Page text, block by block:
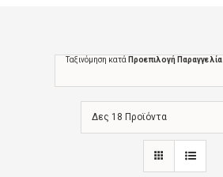
Ταξινόμηση κατά Προεπιλογή Παραγγελία
Δες 18 Προϊόντα